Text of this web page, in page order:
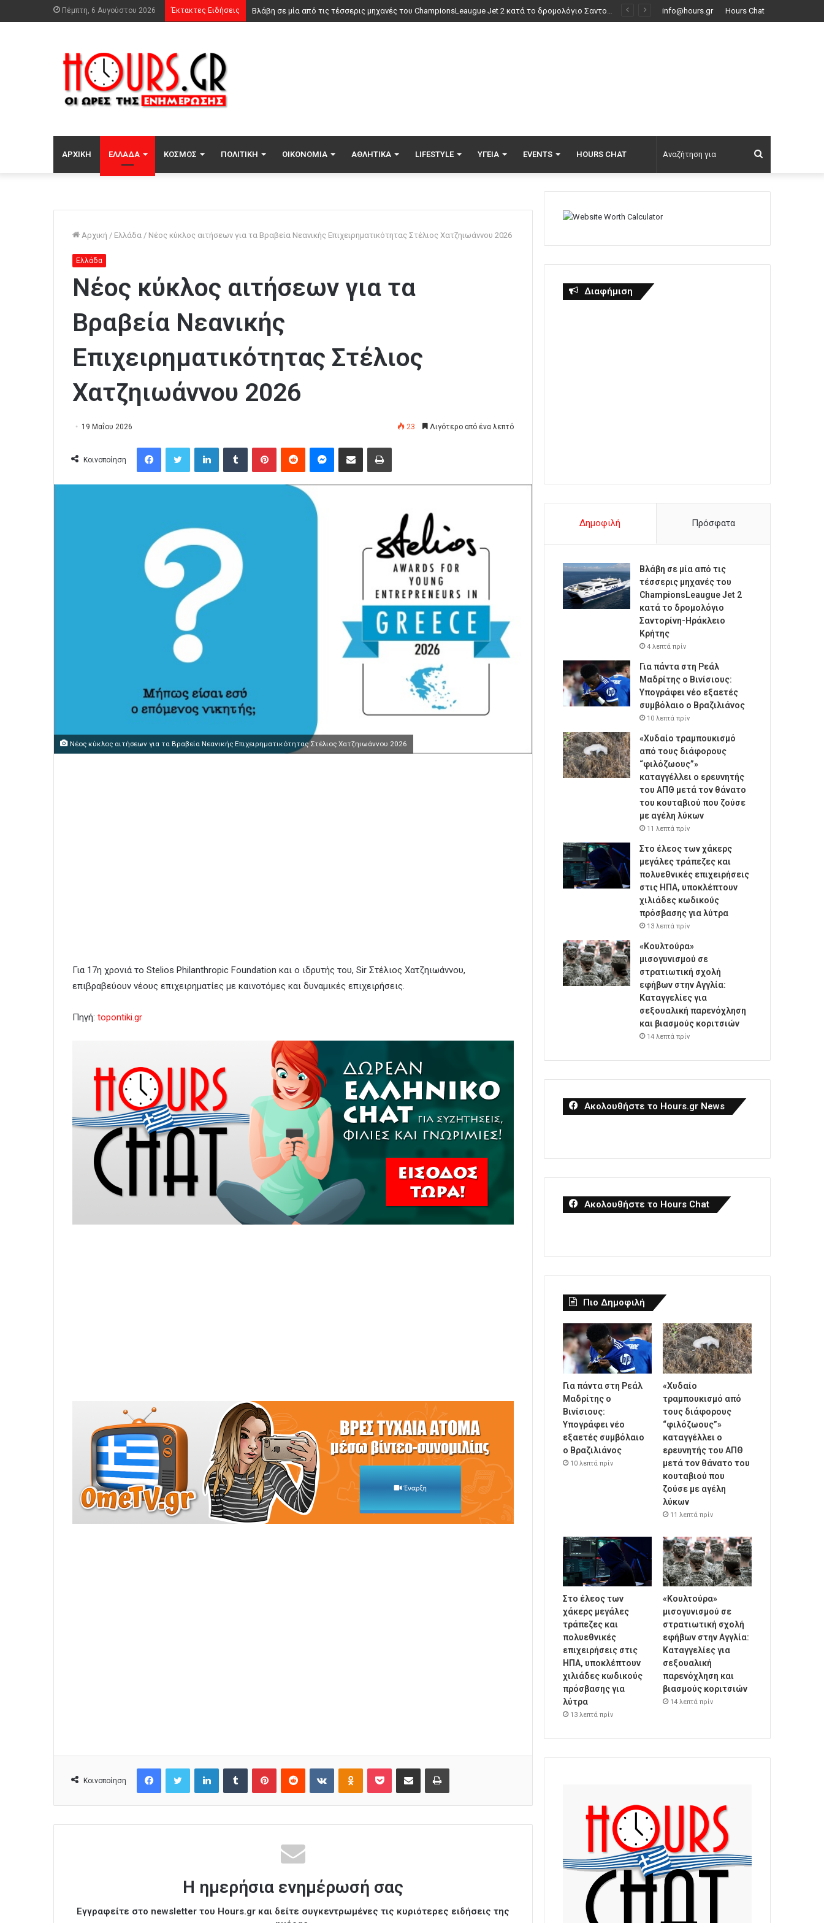
Πέμπτη, 6 Αυγούστου 2026 Έκτακτες Ειδήσεις Για πάντα στη Ρεάλ Μαδρίτης ο Βινίσιους: Υπογράφει νέο εξαετές συμβόλαιο ο Βραζιλιάνος info@hours.gr Hours Chat
ΑΡΧΙΚΉ ΕΛΛΆΔΑ ΚΌΣΜΟΣ ΠΟΛΙΤΙΚΉ ΟΙΚΟΝΟΜΊΑ ΑΘΛΗΤΙΚΆ LIFESTYLE ΥΓΕΊΑ EVENTS HOURS CHAT
για
Αρχική / Ελλάδα / Νέος κύκλος αιτήσεων για τα Βραβεία Νεανικής Επιχειρηματικότητας Στέλιος Χατζηιωάννου 2026
Ελλάδα
Νέος κύκλος αιτήσεων για τα
Βραβεία Νεανικής
Επιχειρηματικότητας Στέλιος
Χατζηιωάννου 2026
19 Μαΐου 2026 23 Λιγότερο από ένα λεπτό
Κοινοποίηση
Νέος κύκλος αιτήσεων για τα Βραβεία Νεανικής Επιχειρηματικότητας Στέλιος Χατζηιωάννου 2026
Για 17η χρονιά το Stelios Philanthropic Foundation και ο ιδρυτής του, Sir Στέλιος Χατζηιωάννου,
επιβραβεύουν νέους επιχειρηματίες με καινοτόμες και δυναμικές επιχειρήσεις.
Πηγή: topontiki.gr
Κοινοποίηση
Η ημερήσια ενημέρωσή σας
Εγγραφείτε στο newsletter του Hours.gr και δείτε συγκεντρωμένες τις κυριότερες ειδήσεις της
Διαφήμιση
Δημοφιλή Πρόσφατα
Βλάβη σε μία από τις
τέσσερις μηχανές του
ChampionsLeaugue Jet 2
κατά το δρομολόγιο
Σαντορίνη-Ηράκλειο
Κρήτης
4 λεπτά πρίν
Για πάντα στη Ρεάλ
Μαδρίτης ο Βινίσιους:
Υπογράφει νέο εξαετές
συμβόλαιο ο Βραζιλιάνος
10 λεπτά πρίν
«Χυδαίο τραμπουκισμό
από τους διάφορους
“φιλόζωους”»
καταγγέλλει ο ερευνητής
του ΑΠΘ μετά τον θάνατο
του κουταβιού που ζούσε
με αγέλη λύκων
11 λεπτά πρίν
Στο έλεος των χάκερς
μεγάλες τράπεζες και
πολυεθνικές επιχειρήσεις
στις ΗΠΑ, υποκλέπτουν
χιλιάδες κωδικούς
πρόσβασης για λύτρα
13 λεπτά πρίν
«Κουλτούρα»
μισογυνισμού σε
στρατιωτική σχολή
εφήβων στην Αγγλία:
Καταγγελίες για
σεξουαλική παρενόχληση
και βιασμούς κοριτσιών
14 λεπτά πρίν
Ακολουθήστε το Hours.gr News
Ακολουθήστε το Hours Chat
Πιο Δημοφιλή
Για πάντα στη Ρεάλ
Μαδρίτης ο
Βινίσιους:
Υπογράφει νέο
εξαετές συμβόλαιο
ο Βραζιλιάνος
10 λεπτά πρίν
«Χυδαίο
τραμπουκισμό από
τους διάφορους
“φιλόζωους”»
καταγγέλλει ο
ερευνητής του ΑΠΘ
μετά τον θάνατο του
κουταβιού που
ζούσε με αγέλη
λύκων
11 λεπτά πρίν
Στο έλεος των
χάκερς μεγάλες
τράπεζες και
πολυεθνικές
επιχειρήσεις στις
ΗΠΑ, υποκλέπτουν
χιλιάδες κωδικούς
πρόσβασης για
λύτρα
13 λεπτά πρίν
«Κουλτούρα»
μισογυνισμού σε
στρατιωτική σχολή
εφήβων στην Αγγλία:
Καταγγελίες για
σεξουαλική
παρενόχληση και
βιασμούς κοριτσιών
14 λεπτά πρίν